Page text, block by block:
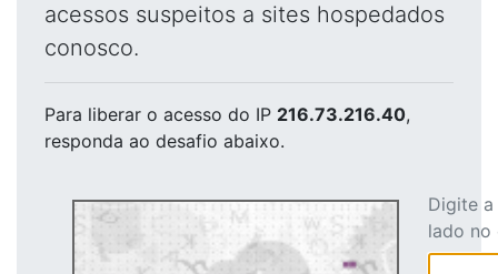
acessos suspeitos a sites hospedados
conosco.
Para liberar o acesso do IP 216.73.216.40,
responda ao desafio abaixo.
Digite
lado no